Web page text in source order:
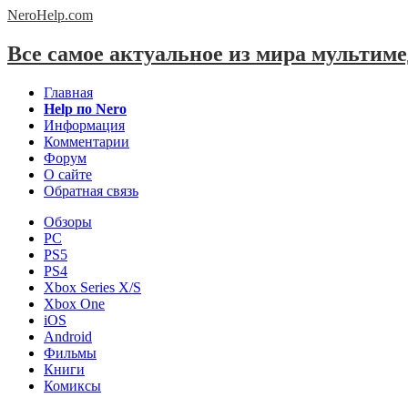
NeroHelp.com
Все самое актуальное из мира
Главная
Help по Nero
Информация
Комментарии
Форум
О сайте
Обратная связь
Обзоры
PC
PS5
PS4
Xbox Series X/S
Xbox One
iOS
Android
Фильмы
Книги
Комиксы